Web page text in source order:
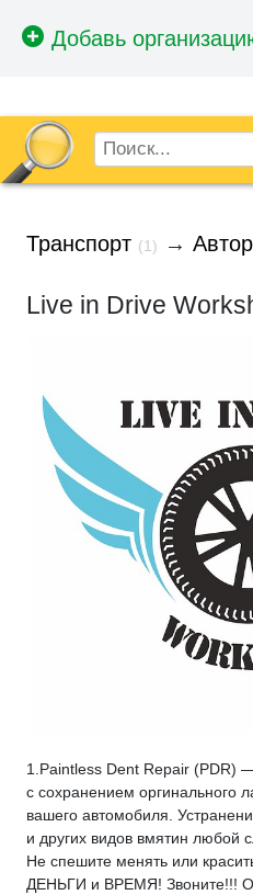
Транспорт (1) →
Live in Drive
1.Paintless Dent Repair (PDR)
с сохранением оргинального
вашего автомобиля.
и других видов вмятин любой
Не спешите менять или
ДЕНЬГИ и ВРЕМЯ! Звоните!!!